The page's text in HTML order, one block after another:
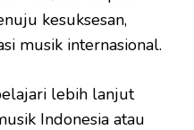
kesuksesan,
musik internasional.
lebih lanjut
Indonesia atau